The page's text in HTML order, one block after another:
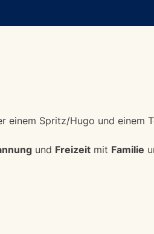
einem Spritz/Hugo und einem
und Freizeit mit Familie